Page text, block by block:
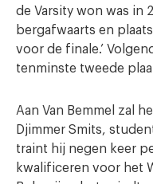
de Varsity won was in
bergafwaarts en
voor de finale.’
tenminste tweede
Aan Van Bemmel zal
Djimmer Smits,
traint hij negen keer
kwalificeren voor het